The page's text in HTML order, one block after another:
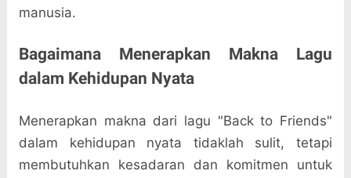
manusia.
Bagaimana Menerapkan Makna Lagu
dalam Kehidupan Nyata
Menerapkan makna dari lagu "Back to Friends"
dalam kehidupan nyata tidaklah sulit, tetapi
membutuhkan kesadaran dan komitmen untuk